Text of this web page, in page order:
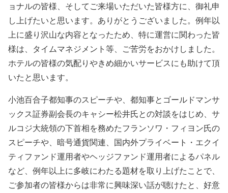
ョナルの皆様、そしてご来場いただいた皆様方に、御礼申
し上げたいと思います。ありがとうございました。例年以
上に盛り沢山な内容となったため、特に運営に関わった皆
様は、タイムマネジメント等、ご苦労をおかけしました。
ホテルの皆様の気配りやきめ細かいサービスにも助けて頂
いたと思います。
小池百合子都知事のスピーチや、都知事とゴールドマンサ
ックス証券副会長のキャシー松井氏との対談をはじめ、サ
ルコジ大統領の下首相を務めたフランソワ・フィヨン氏の
スピーチや、暗号通貨関連、国内外プライベート・エクイ
ティファンド運用者やヘッジファンド運用者によるパネル
など、例年以上に多岐にわたる題材を取り上げたことで、
ご参加者の皆様からは非常に興味深い話が聴けたと、好意